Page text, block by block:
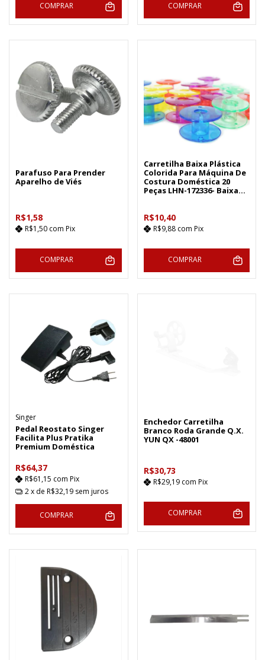
COMPRAR COMPRAR
Parafuso Para Prender
Aparelho de Viés
R$1,58
R$1,50 com Pix
COMPRAR
Carretilha Baixa Plástica
Colorida Para Máquina De
Costura Doméstica 20
Peças LHN-172336- Baixa
R$10,40
R$9,88 com Pix
COMPRAR
Singer
Pedal Reostato Singer
Facilita Plus Pratika
Premium Doméstica
R$64,37
R$61,15 com Pix
2x de R$32,19 sem juros
COMPRAR
Enchedor Carretilha
Branco Roda Grande Q.X.
YUN QX -48001
R$30,73
R$29,19 com Pix
COMPRAR